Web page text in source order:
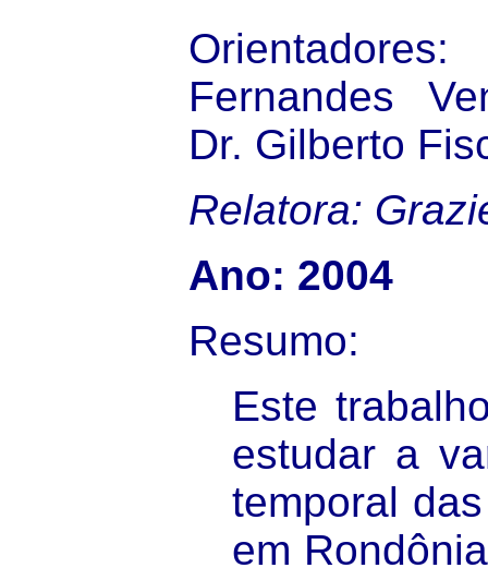
Fernandes
Dr. Gilberto
Relatora:
Ano: 2004
Resumo:
Este
estudar a
temporal
em